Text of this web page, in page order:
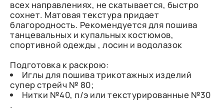
всех направлениях, не скатывается, быстро
сохнет. Матовая текстура придает
благородность. Рекомендуется для пошива
танцевальных и купальных костюмов,
спортивной одежды , лосин и водолазок
Подготовка к раскрою:
Иглы для пошива трикотажных изделий
супер стрейч № 80;
Нитки №40, п/э или текстурированные №30
.